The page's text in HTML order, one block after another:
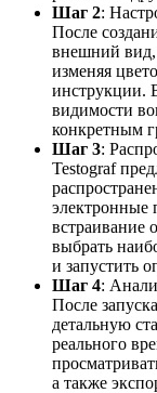
Шаг 2:
После
внешний вид,
изменяя
инструкции.
видимости
конкретным
Шаг 3:
Testograf
электронные
встраивание
выбрать
и запустить
Шаг 4:
После
детальную
реального
а также